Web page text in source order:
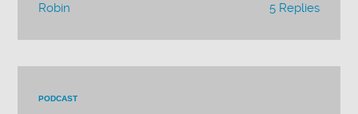
5 Replies
Robin
PODCAST